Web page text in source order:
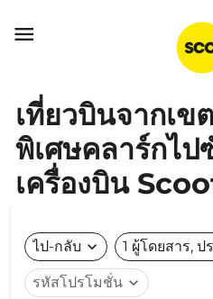

เที่ยวบินจากเข
พิเศษคลาร์กไป
เครื่องบิน
ไป-กลับ expand_more 1 ผู้โดยสาร, ป
รหัสโปรโมชั่น expand_more